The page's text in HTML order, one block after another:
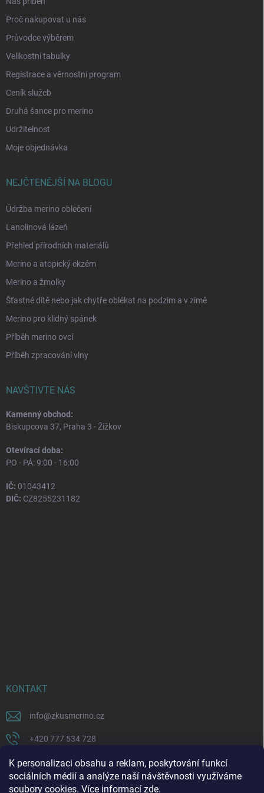
K personalizaci obsahu a reklam, poskytování funkcí
sociálních médií a analýze naší návštěvnosti využíváme
soubory cookies. Více informací zde.
Proč nakupovat u nás
Průvodce výběrem
Velikostní tabulky
Registrace a věrnostní program
Ceník služeb
Druhá šance pro merino
Udržitelnost
Moje objednávka
NEJČTENĚJŠÍ NA BLOGU
Údržba merino oblečení
Lanolinová lázeň
Přehled přírodních materiálů
Merino a atopický ekzém
Merino a žmolky
Šťastné dítě nebo jak chytře oblékat na podzim a v zimě
Merino pro klidný spánek
Příběh merino ovcí
Příběh zpracování vlny
NAVŠTIVTE NÁS
Kamenný obchod:
Biskupcova 37, Praha 3 - Žižkov
Otevírací doba:
PO - PÁ: 9:00 - 16:00
IČ: 01043412
DIČ: CZ8255231182
KONTAKT
info@zkusmerino.cz
+420 777 534 728
https://www.facebook.com/zkusmerino/
zkusmerino.cz